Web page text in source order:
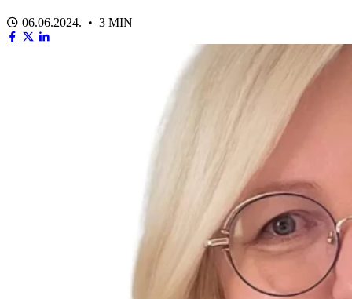
06.06.2024. • 3 MIN